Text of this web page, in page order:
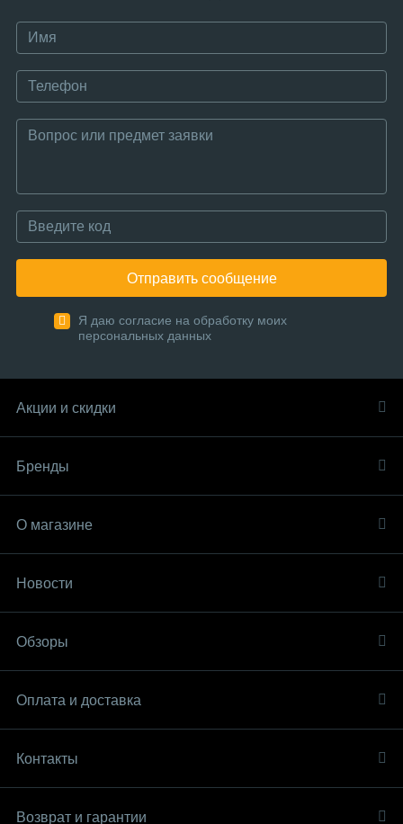
Отправить сообщение
Я даю согласие на обработку моих
персональных данных
Акции и скидки
Бренды
О магазине
Новости
Обзоры
Оплата и доставка
Контакты
Возврат и гарантии